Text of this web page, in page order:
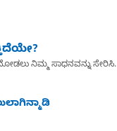
ನಿಮ್ಮ ಸಾಧನವನ್ನು ಸೇರಿಸಿ.